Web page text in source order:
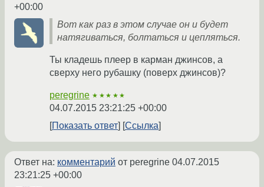
+00:00
Вот как раз в этом случае он и будет
натягиваться, болтаться и цепляться.
Ты кладешь плеер в карман джинсов, а
сверху него рубашку (поверх джинсов)?
peregrine ★★★★★
04.07.2015 23:21:25 +00:00
Показать ответ
Ссылка
Ответ на: комментарий от peregrine 04.07.2015
23:21:25 +00:00